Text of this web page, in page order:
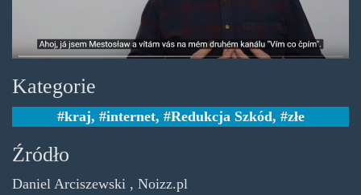
Kategorie
kraj, internet, Redukcja Szkód, złe
Źródło
Daniel Arciszewski , Noizz.pl